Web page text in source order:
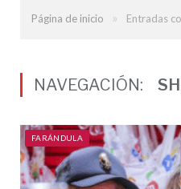
Página de inicio » Entradas
NAVEGACIÓN:
FARÁNDULA